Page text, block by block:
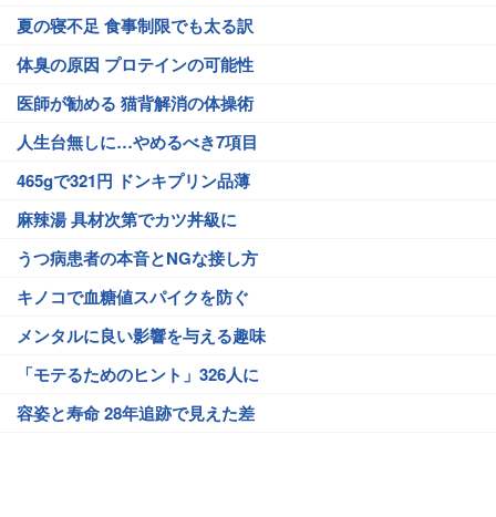
夏の寝不足 食事制限でも太る訳
体臭の原因 プロテインの可能性
医師が勧める 猫背解消の体操術
人生台無しに…やめるべき7項目
465gで321円 ドンキプリン品薄
麻辣湯 具材次第でカツ丼級に
うつ病患者の本音とNGな接し方
キノコで血糖値スパイクを防ぐ
メンタルに良い影響を与える趣味
「モテるためのヒント」326人に
容姿と寿命 28年追跡で見えた差